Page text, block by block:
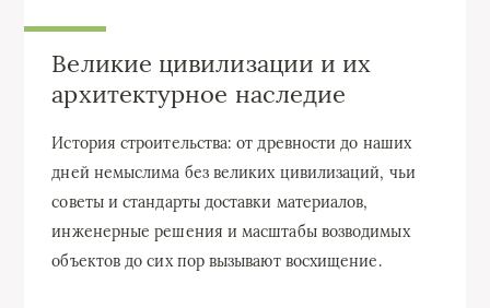
Великие цивилизации и их
архитектурное наследие
История строительства: от древности до наших
дней немыслима без великих цивилизаций, чьи
советы и стандарты доставки материалов,
инженерные решения и масштабы возводимых
объектов до сих пор вызывают восхищение.